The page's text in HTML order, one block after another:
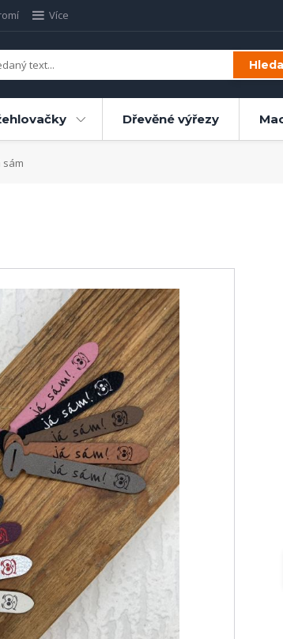
Více
Dřevěné výřezy
sám